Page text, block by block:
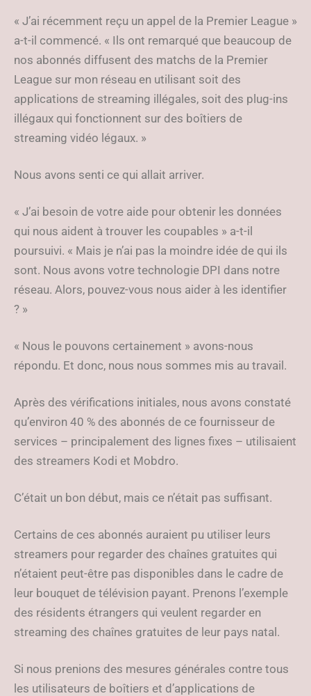
« J’ai récemment reçu un appel de la Premier League »
a-t-il commencé. « Ils ont remarqué que beaucoup de
nos abonnés diffusent des matchs de la Premier
League sur mon réseau en utilisant soit des
applications de streaming illégales, soit des plug-ins
illégaux qui fonctionnent sur des boîtiers de
streaming vidéo légaux. »
Nous avons senti ce qui allait arriver.
« J’ai besoin de votre aide pour obtenir les données
qui nous aident à trouver les coupables » a-t-il
poursuivi. « Mais je n’ai pas la moindre idée de qui ils
sont. Nous avons votre technologie DPI dans notre
réseau. Alors, pouvez-vous nous aider à les identifier
? »
« Nous le pouvons certainement » avons-nous
répondu. Et donc, nous nous sommes mis au travail.
Après des vérifications initiales, nous avons constaté
qu’environ 40 % des abonnés de ce fournisseur de
services – principalement des lignes fixes – utilisaient
des streamers Kodi et Mobdro.
C’était un bon début, mais ce n’était pas suffisant.
Certains de ces abonnés auraient pu utiliser leurs
streamers pour regarder des chaînes gratuites qui
n’étaient peut-être pas disponibles dans le cadre de
leur bouquet de télévision payant. Prenons l’exemple
des résidents étrangers qui veulent regarder en
streaming des chaînes gratuites de leur pays natal.
Si nous prenions des mesures générales contre tous
les utilisateurs de boîtiers et d’applications de